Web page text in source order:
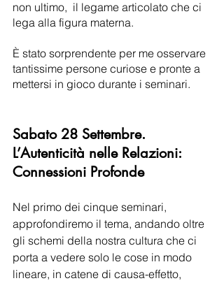
non ultimo,  il legame articolato che ci
lega alla figura materna.
È stato sorprendente per me osservare
tantissime persone curiose e pronte a
mettersi in gioco durante i seminari.
Sabato 28 Settembre.
L’Autenticità nelle Relazioni:
Connessioni Profonde
Nel primo dei cinque seminari,
approfondiremo il tema, andando oltre
gli schemi della nostra cultura che ci
porta a vedere solo le cose in modo
lineare, in catene di causa-effetto,